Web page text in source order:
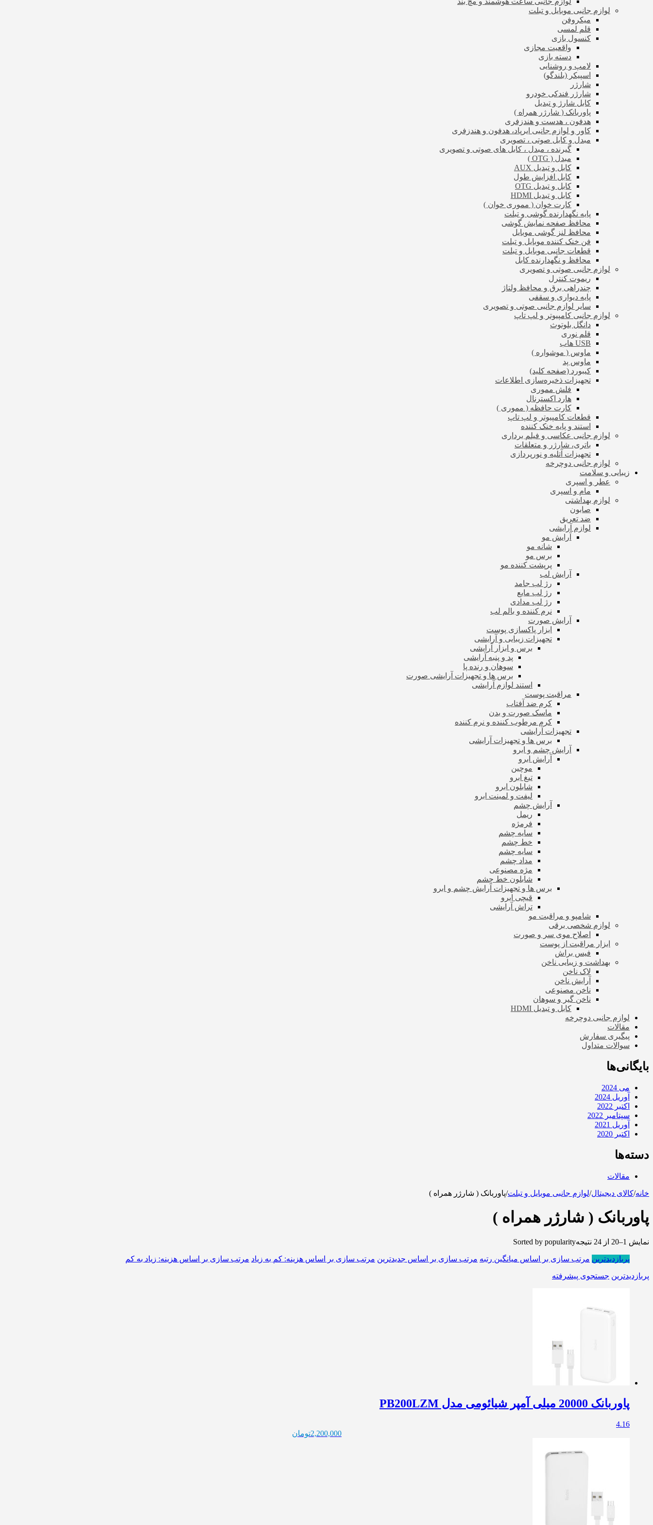
لوازم جانبی موبایل و تبلت
میکروفن
قلم لمسی
کنسول بازی
واقعیت مجازی
دسته بازی
لامپ و روشنایی
اسپیکر (بلندگو)
شارژر
شارژر فندکی خودرو
کابل شارژ و تبدیل
پاوربانک ( شارژر همراه )
هدفون ، هدست و هندزفری
کاور و لوازم جانبی ایرپاد، هدفون و هندزفری
مبدل و کابل صوتی ، تصویری
گیرنده ، مبدل ، کابل های صوتی و تصویری
مبدل ( OTG )
کابل و تبدیل AUX
کابل افزایش طول
کابل و تبدیل OTG
کابل و تبدیل HDMI
کارت خوان ( مموری خوان )
پایه نگهدارنده گوشی و تبلت
محافظ صفحه نمایش گوشی
محافظ لنز گوشی موبایل
فن خنک کننده موبایل و تبلت
قطعات جانبی موبایل و تبلت
محافظ و نگهدارنده کابل
لوازم جانبی صوتی و تصویری
ریموت کنترل
چندراهی برق و محافظ ولتاژ
پایه دیواری و سقفی
سایر لوازم جانبی صوتی و تصویری
لوازم جانبی کامپیوتر و لپ تاپ
دانگل بلوتوث
قلم نوری
USB هاب
ماوس ( موشواره )
ماوس پد
کیبورد (صفحه کلید)
تجهیزات ذخیره‌سازی اطلاعات
فلش مموری
هارد اکسترنال
کارت حافظه ( مموری )
قطعات کامپیوتر و لپ تاپ
استند و پایه خنک کننده
لوازم جانبی عکاسی و فیلم برداری
باتری، شارژر و متعلقات
تجهیزات آتلیه و نورپردازی
لوازم جانبی دوچرخه
زیبایی و سلامت
عطر و اسپری
مام و اسپری
لوازم بهداشتی
صابون
ضد تعریق
لوازم آرایشی
آرایش مو
شانه مو
برس مو
پرپشت کننده مو
آرایش لب
رژ لب جامد
رژ لب مایع
رژ لب مدادی
نرم کننده و بالم لب
آرایش صورت
ابزار پاکسازی پوست
تجهیزات زیبایی و آرایشی
برس و ابزار آرایشی
پد و پنبه آرایشی
سوهان و رنده پا
برس ها و تجهیزات آرایشی صورت
استند لوازم آرایشی
مراقبت پوست
کرم ضد آفتاب
ماسک صورت و بدن
کرم مرطوب کننده و نرم کننده
تجهیزات آرایشی
برس ها و تجهیزات آرایشی
آرایش چشم و ابرو
آرایش ابرو
موچین
تیغ ابرو
شابلون ابرو
لیفت و لمینت ابرو
آرایش چشم
ریمل
فرمژه
سایه چشم
خط چشم
سایه چشم
مداد چشم
مژه مصنوعی
شابلون خط چشم
برس ها و تجهیزات آرایش چشم و ابرو
قیچی ابرو
تراش آرایشی
شامپو و مراقبت مو
لوازم شخصی برقی
اصلاح موی سر و صورت
ابزار مراقبت از پوست
فیس براش
بهداشت و زیبایی ناخن
لاک ناخن
آرایش ناخن
ناخن مصنوعی
ناخن گیر و سوهان
کابل و تبدیل HDMI
لوازم جانبی دوچرخه
مقالات
پیگیری سفارش
سوالات متداول
بایگانی‌ها
می 2024
آوریل 2024
اکتبر 2022
سپتامبر 2022
آوریل 2021
اکتبر 2020
دسته‌ها
مقالات
خانه/کالای دیجیتال/لوازم جانبی موبایل و تبلت/پاوربانک ( شارژر همراه )
پاوربانک ( شارژر همراه )
نمایش 1–20 از 24 نتیجه Sorted by popularity
پربازدیدترین مرتب سازی بر اساس میانگین رتبه مرتب سازی بر اساس جدیدترین مرتب سازی بر اساس هزینه: کم به زیاد مرتب سازی بر اساس هزینه: زیاد به کم
پربازدیدترین جستجوی پیشرفته
پاوربانک 20000 میلی آمپر شیائومی مدل PB200LZM
4.16
2,200,000تومان